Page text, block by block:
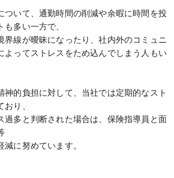
ついて、通勤時間の削減や余暇に時間を投
多い一方で、
界線が曖昧になったり、社内外のコミュニ
よってストレスをため込んでしまう人もい
神的負担に対して、当社では定期的なスト
り、
過多と判断された場合は、保険指導員と面
に努めています。